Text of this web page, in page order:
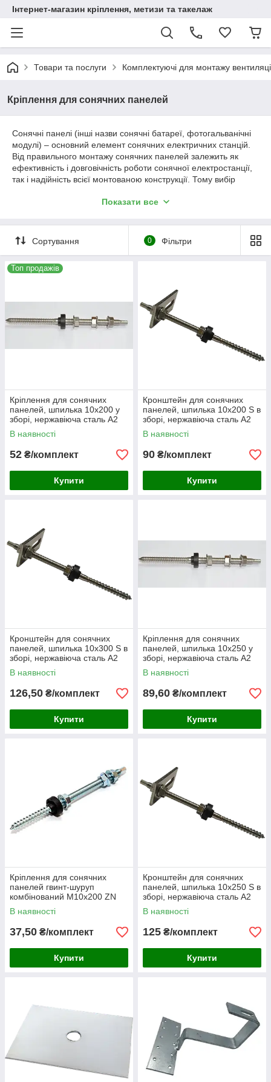
Інтернет-магазин кріплення, метизи та такелаж
Товари та послуги Комплектуючі для монтажу
Кріплення для сонячних панелей
Сонячні панелі (інші назви сонячні батареї, фотогальванічні
модулі) – основний елемент сонячних електричних станцій.
Від правильного монтажу сонячних панелей залежить як
ефективність і довговічність роботи сонячної електростанції,
так і надійність всієї монтованою конструкції. Тому вибір
шпилька-шуруп в зборі з гайками і ущільнювальною шайбою.
Кінець такої шпильки з різьбленням по дереву,
встановлюється у дерев'яну основу конструкції, або, у разі
монтажу в бетонну основу, в попередньо встановлений
дюбель відповідного діаметра. На частину шпильки з
метричною різьбою, кронштейн монтується або планка, до
якої кріпиться профіль сонячної панелі.
Показати все
Сортування 0 Фільтри
Топ продажів
Кріплення для сонячних
панелей, шпилька 10х200 у
зборі, нержавіюча сталь А2
В наявності
52 ₴/комплект
Купити
Кронштейн для сонячних
панелей, шпилька 10х200 S в
зборі, нержавіюча сталь А2
(50 шт/уп)
В наявності
90 ₴/комплект
Купити
Кронштейн для сонячних
панелей, шпилька 10х300 S в
зборі, нержавіюча сталь А2
(50 шт/уп)
В наявності
126,50 ₴/комплект
Купити
Кріплення для сонячних
панелей, шпилька 10х250 у
зборі, нержавіюча сталь А2
В наявності
89,60 ₴/комплект
Купити
Кріплення для сонячних
панелей гвинт-шуруп
комбінований М10х200 ZN
комплект
В наявності
37,50 ₴/комплект
Купити
Кронштейн для сонячних
панелей, шпилька 10х250 S в
зборі, нержавіюча сталь А2
(50 шт/уп)
В наявності
125 ₴/комплект
Купити